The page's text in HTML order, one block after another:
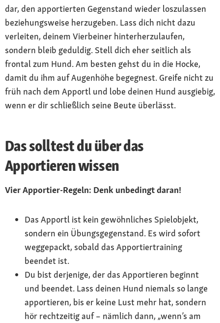
dar, den apportierten Gegenstand wieder loszulassen
beziehungsweise herzugeben. Lass dich nicht dazu
verleiten, deinem Vierbeiner hinterherzulaufen,
sondern bleib geduldig. Stell dich eher seitlich als
frontal zum Hund. Am besten gehst du in die Hocke,
damit du ihm auf Augenhöhe begegnest. Greife nicht zu
früh nach dem Apportl und lobe deinen Hund ausgiebig,
wenn er dir schließlich seine Beute überlässt.
Das solltest du über das
Apportieren wissen
Vier Apportier-Regeln: Denk unbedingt daran!
Das Apportl ist kein gewöhnliches Spielobjekt,
sondern ein Übungsgegenstand. Es wird sofort
weggepackt, sobald das Apportiertraining
beendet ist.
Du bist derjenige, der das Apportieren beginnt
und beendet. Lass deinen Hund niemals so lange
apportieren, bis er keine Lust mehr hat, sondern
hör rechtzeitig auf – nämlich dann, „wenn’s am